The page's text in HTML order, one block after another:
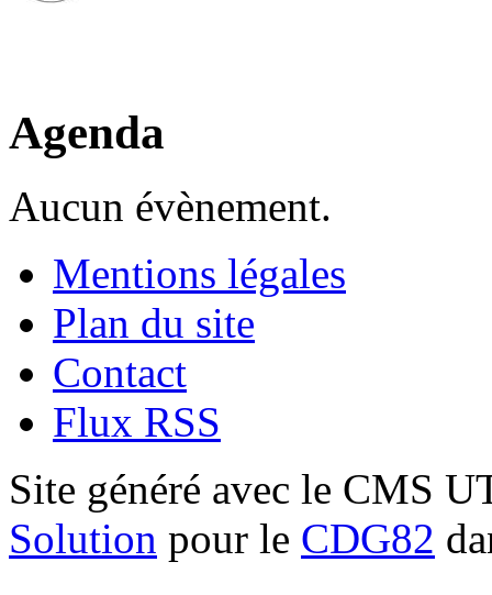
Agenda
Aucun évènement.
Mentions légales
Plan du site
Contact
Flux RSS
Site généré avec le CMS
Solution pour le CDG82